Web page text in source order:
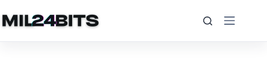
al
contenido